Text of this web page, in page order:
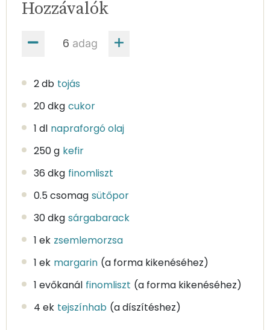
adag
Hozzávalók
2 db tojás
20 dkg cukor
1 dl napraforgó olaj
250 g kefir
36 dkg finomliszt
0.5 csomag sütőpor
30 dkg sárgabarack
1 ek zsemlemorzsa
1 ek margarin (a forma kikenéséhez)
1 evőkanál finomliszt (a forma kikenéséhez)
4 ek tejszínhab (a díszítéshez)